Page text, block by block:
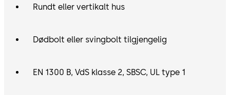
TidsforsinkelsesmodusProgrammerbar 1–99 minutter
MERK:
Ekstern tidsforsinkelsesenhet (p/n 307025) kan
Rundt eller vertikalt hus
Dødbolt eller svingbolt tilgjengelig
EN 1300 B, VdS klasse 2, SBSC, UL type 1